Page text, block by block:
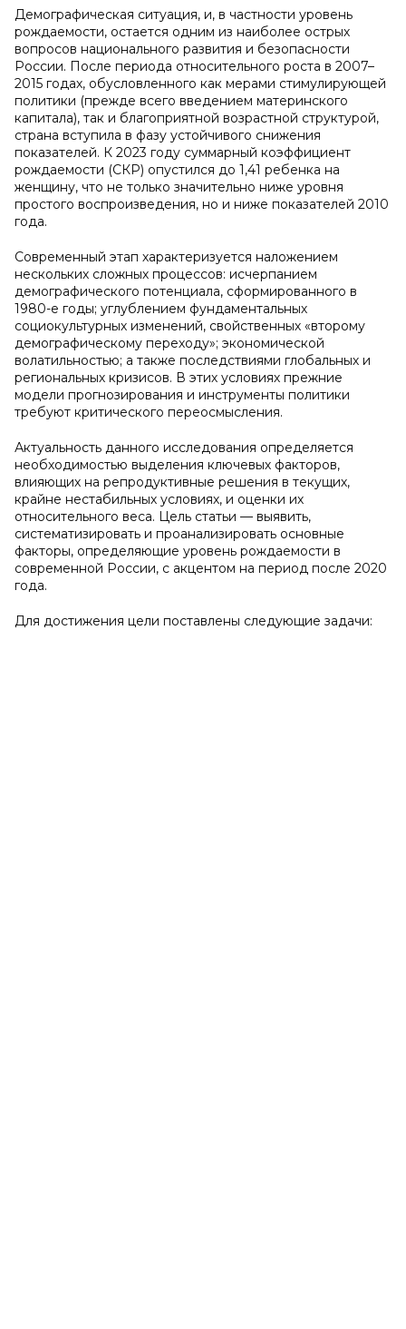
Демографическая ситуация, и, в частности уровень
рождаемости, остается одним из наиболее острых
вопросов национального развития и безопасности
России. После периода относительного роста в 2007–
2015 годах, обусловленного как мерами стимулирующей
политики (прежде всего введением материнского
капитала), так и благоприятной возрастной структурой,
страна вступила в фазу устойчивого снижения
показателей. К 2023 году суммарный коэффициент
рождаемости (СКР) опустился до 1,41 ребенка на
женщину, что не только значительно ниже уровня
простого воспроизведения, но и ниже показателей 2010
года.
Современный этап характеризуется наложением
нескольких сложных процессов: исчерпанием
демографического потенциала, сформированного в
1980-е годы; углублением фундаментальных
социокультурных изменений, свойственных «второму
демографическому переходу»; экономической
волатильностью; а также последствиями глобальных и
региональных кризисов. В этих условиях прежние
модели прогнозирования и инструменты политики
требуют критического переосмысления.
Актуальность данного исследования определяется
необходимостью выделения ключевых факторов,
влияющих на репродуктивные решения в текущих,
крайне нестабильных условиях, и оценки их
относительного веса. Цель статьи — выявить,
систематизировать и проанализировать основные
факторы, определяющие уровень рождаемости в
современной России, с акцентом на период после 2020
года.
Для достижения цели поставлены следующие задачи: